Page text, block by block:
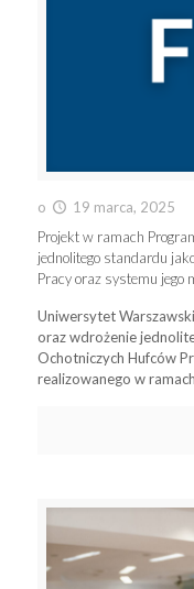
o
19 marca, 2025
Projekt w ramach
jednolitego standardu
Pracy oraz systemu jego
Uniwersytet
oraz wdrożenie
Ochotniczych Hufców
realizowanego w